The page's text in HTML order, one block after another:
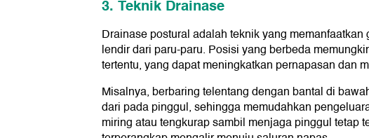
3. Teknik Drainase
Drainase postural adalah teknik yang
lendir dari paru-paru. Posisi yang berbeda
tertentu, yang dapat meningkatkan pernapasan dan
Misalnya, berbaring telentang dengan bantal di
dari pada pinggul, sehingga memudahkan
miring atau tengkurap sambil menjaga pinggul tetap